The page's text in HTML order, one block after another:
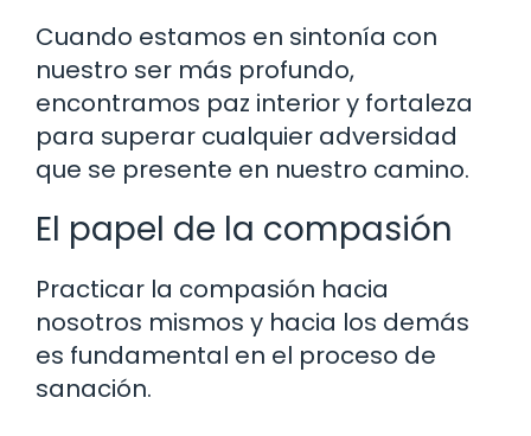
Cuando estamos en sintonía con
nuestro ser más profundo,
encontramos paz interior y fortaleza
para superar cualquier adversidad
que se presente en nuestro camino.
El papel de la compasión
Practicar la compasión hacia
nosotros mismos y hacia los demás
es fundamental en el proceso de
sanación.